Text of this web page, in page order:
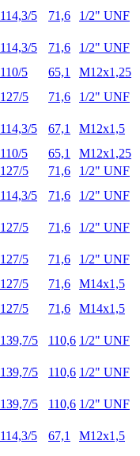
114,3/5 71,6 1/2" UNF
114,3/5 71,6
1/2" UNF
110/5 65,1
M12x1,25
127/5 71,6 1/2" UNF
114,3/5 67,1
M12x1,5
110/5 65,1
M12x1,25
127/5 71,6
1/2" UNF
114,3/5 71,6 1/2" UNF
127/5 71,6 1/2" UNF
127/5 71,6
1/2" UNF
127/5 71,6
M14x1,5
127/5 71,6 M14x1,5
139,7/5 110,6 1/2" UNF
139,7/5 110,6 1/2" UNF
139,7/5 110,6 1/2" UNF
114,3/5 67,1
M12x1,5